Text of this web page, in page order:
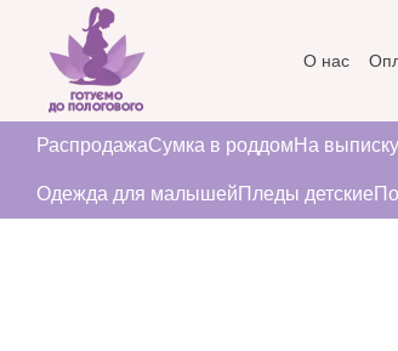
Перейти к основному контенту
О нас
РаспродажаСумка в роддом На
Одежда для малышей Пледы детские